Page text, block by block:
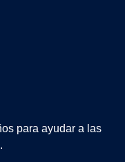
para ayudar a las